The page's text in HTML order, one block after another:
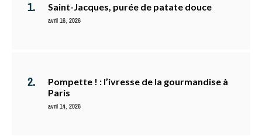
Saint-Jacques, purée de patate douce
avril 16, 2026
Pompette ! : l’ivresse de la gourmandise à
Paris
avril 14, 2026